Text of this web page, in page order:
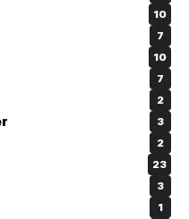
10
7
10
7
2
3
2
23
3
1